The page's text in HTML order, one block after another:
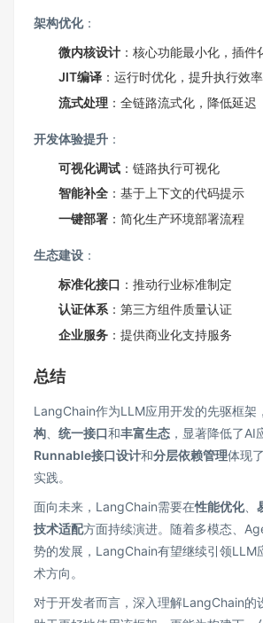
架构优化：
微内核设计 ：核心功能最小化，插件
JIT编译 ：运行时优化，提升执行效率
流式处理 ：全链路流式化，降低延迟
开发体验提升 ：
可视化调试 ：链路执行可视化
智能补全 ：基于上下文的代码提示
一键部署 ：简化生产环境部署流程
生态建设 ：
标准化接口 ：推动行业标准制定
认证体系 ：第三方组件质量认证
企业服务 ：提供商业化支持服务
总结
LangChain作为LLM应用开发的先驱框架
构
统一接口和丰富生态 ，显著降低了
Runnable接口设计和分层依赖管理体现
实践。
面向未来，LangChain需要在性能优化、
技术适配方面持续演进。随着多模态、
势的发展，LangChain有望继续引领LLM
术方向。
对于开发者而言，深入理解LangChain的